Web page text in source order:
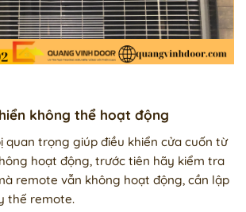
không thể hoạt động
quan trọng giúp điều khiển cửa cuốn từ
hoạt động, trước tiên hãy kiểm tra
remote vẫn không hoạt động, cần lập
thế remote.